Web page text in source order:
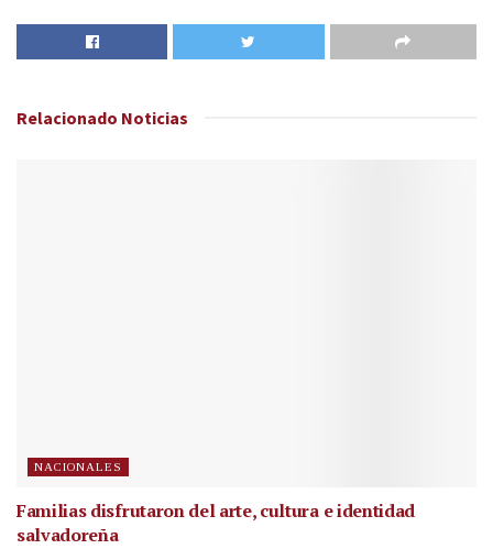
Relacionado Noticias
NACIONALES
Familias disfrutaron del arte, cultura e identidad
salvadoreña